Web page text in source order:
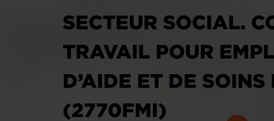
SECTEUR SOCIAL.
TRAVAIL POUR
D’AIDE ET DE
(2770FMI)